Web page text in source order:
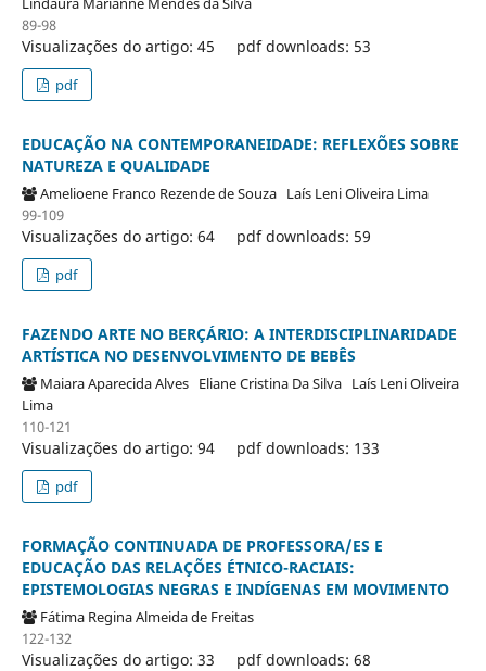
89-98
Visualizações do artigo: 45 pdf downloads: 53
pdf
EDUCAÇÃO NA CONTEMPORANEIDADE: REFLEXÕES SOBRE
NATUREZA E QUALIDADE
Amelioene Franco Rezende de Souza Laís Leni Oliveira Lima
99-109
Visualizações do artigo: 64 pdf downloads: 59
pdf
FAZENDO ARTE NO BERÇÁRIO: A INTERDISCIPLINARIDADE
ARTÍSTICA NO DESENVOLVIMENTO DE BEBÊS
Maiara Aparecida Alves Eliane Cristina Da Silva Laís Leni Oliveira
Lima
110-121
Visualizações do artigo: 94 pdf downloads: 133
pdf
FORMAÇÃO CONTINUADA DE PROFESSORA/ES E
EDUCAÇÃO DAS RELAÇÕES ÉTNICO-RACIAIS:
EPISTEMOLOGIAS NEGRAS E INDÍGENAS EM MOVIMENTO
Fátima Regina Almeida de Freitas
122-132
Visualizações do artigo: 33 pdf downloads: 68